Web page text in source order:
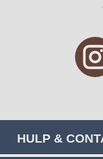
HULP &